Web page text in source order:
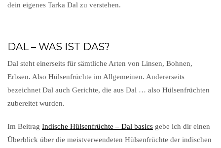
dein eigenes Tarka Dal zu verstehen.
DAL – WAS IST DAS?
Dal steht einerseits für sämtliche Arten von Linsen, Bohnen,
Erbsen. Also Hülsenfrüchte im Allgemeinen. Andererseits
bezeichnet Dal auch Gerichte, die aus Dal … also Hülsenfrüchten
zubereitet wurden.
Im Beitrag Indische Hülsenfrüchte – Dal basics gebe ich dir einen
Überblick über die meistverwendeten Hülsenfrüchte der indischen